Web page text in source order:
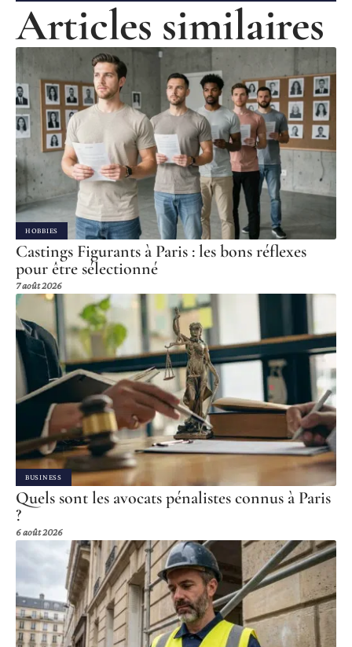
Articles similaires
HOBBIES
Castings Figurants à Paris : les bons réflexes
pour être sélectionné
7 août 2026
BUSINESS
Quels sont les avocats pénalistes connus à Paris
?
6 août 2026